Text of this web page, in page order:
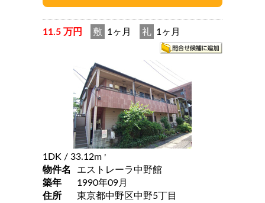
11.5 万円 敷 1ヶ月 礼 1ヶ月
1DK / 33.12m 2
物件名
エストレーラ中野館
築年
1990年09月
住所
東京都中野区中野5丁目